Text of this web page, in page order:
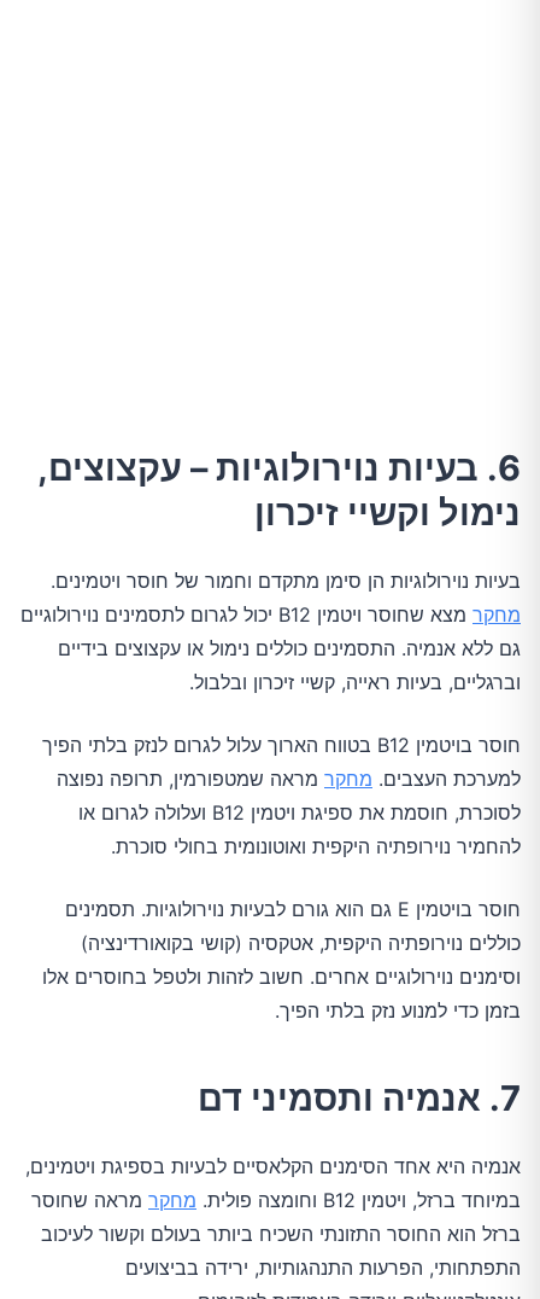
6. בעיות נוירולוגיות – עקצוצים,
נימול וקשיי זיכרון
בעיות נוירולוגיות הן סימן מתקדם וחמור של חוסר ויטמינים.
מחקר
מצא שחוסר ויטמין B12 יכול לגרום לתסמינים נוירולוגיים
גם ללא אנמיה. התסמינים כוללים נימול או עקצוצים בידיים
וברגליים, בעיות ראייה, קשיי זיכרון ובלבול.
חוסר בויטמין B12 בטווח הארוך עלול לגרום לנזק בלתי הפיך
למערכת העצבים. מחקר מראה שמטפורמין, תרופה נפוצה
לסוכרת, חוסמת את ספיגת ויטמין B12 ועלולה לגרום או
להחמיר נוירופתיה היקפית ואוטונומית בחולי סוכרת.
חוסר בויטמין E גם הוא גורם לבעיות נוירולוגיות. תסמינים
כוללים נוירופתיה היקפית, אטקסיה (קושי בקואורדינציה)
וסימנים נוירולוגיים אחרים. חשוב לזהות ולטפל בחוסרים אלו
בזמן כדי למנוע נזק בלתי הפיך.
7. אנמיה ותסמיני דם
אנמיה היא אחד הסימנים הקלאסיים לבעיות בספיגת ויטמינים,
במיוחד ברזל, ויטמין B12 וחומצה פולית.
מחקר מראה שחוסר
ברזל הוא החוסר התזונתי השכיח ביותר בעולם וקשור לעיכוב
התפתחותי, הפרעות התנהגותיות, ירידה בביצועים